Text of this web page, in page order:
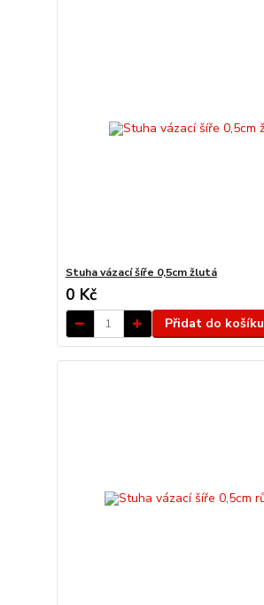
Stuha vázací šíře 0,5cm žlutá
0 Kč
Přidat do košíku